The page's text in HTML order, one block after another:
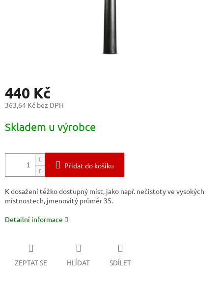
440 Kč
363,64 Kč bez DPH
cena:
Skladem u výrobce
Přidat do košíku
K dosažení těžko dostupný míst, jako např. nečistoty ve vysokých
místnostech, jmenovitý průměr 35.
Detailní informace
ZEPTAT SE HLÍDAT SDÍLET